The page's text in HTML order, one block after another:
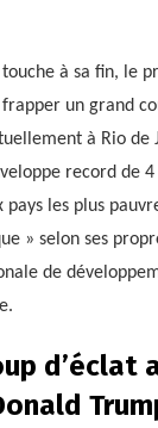
à sa fin, le
un grand
à Rio de
record de
les plus
» selon ses
de
d’éclat